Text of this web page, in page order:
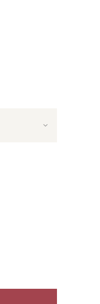
HINZUFÜGEN